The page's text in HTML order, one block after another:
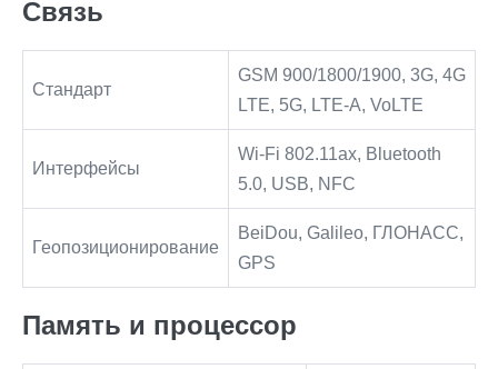
Связь
Стандарт
GSM 900/1800/1900, 3G, 4G
LTE, 5G, LTE-A, VoLTE
Интерфейсы
Wi-Fi 802.11ax, Bluetooth
5.0, USB, NFC
Геопозиционирование
BeiDou, Galileo, ГЛОНАСС,
GPS
Память и процессор